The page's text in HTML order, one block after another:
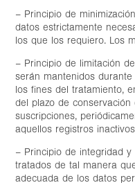
– Principio de
datos estrictamente
los que los requiero. Los
– Principio de limitación
serán mantenidos
los fines del tratamiento,
del plazo de
suscripciones,
aquellos registros
– Principio de integridad
tratados de tal manera
adecuada de los datos